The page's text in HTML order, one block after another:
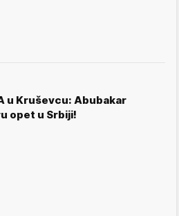
u Kruševcu: Abubakar
opet u Srbiji!